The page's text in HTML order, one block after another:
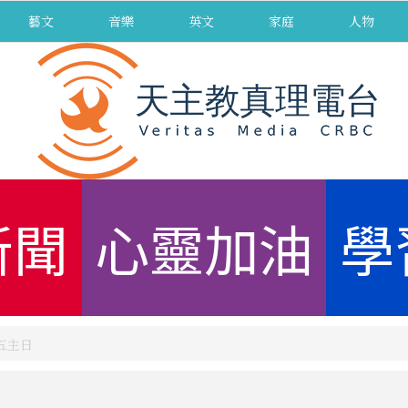
藝文 音樂 英文 家庭 人物
心靈加油
主日